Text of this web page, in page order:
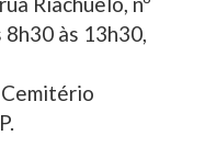
8h30 às 13h30,